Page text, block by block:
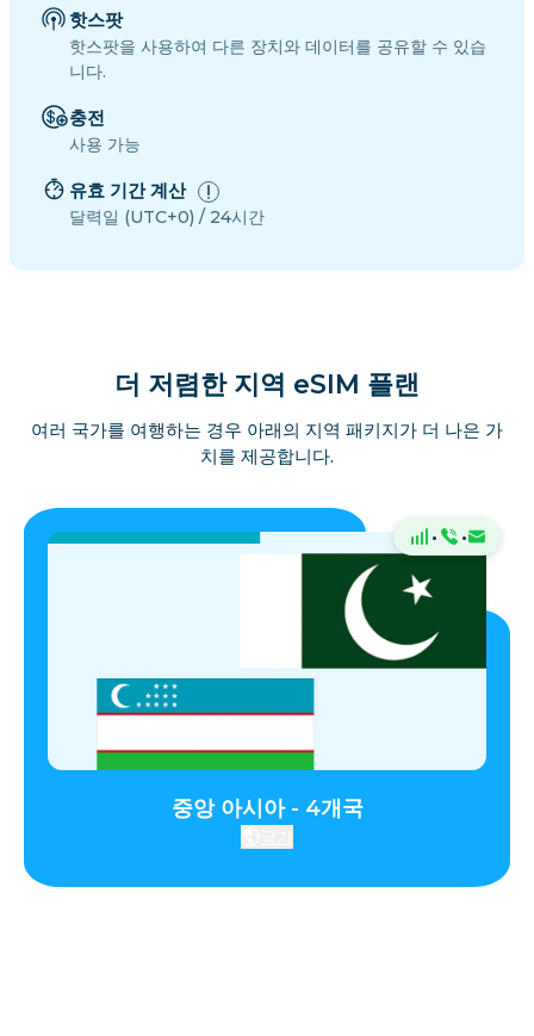
핫스팟
핫스팟을 사용하여 다른 장치와 데이터를 공유할 수 있습
니다.
충전
사용 가능
유효 기간 계산
달력일 (UTC+0) / 24시간
더 저렴한 지역 eSIM 플랜
여러 국가를 여행하는 경우 아래의 지역 패키지가 더 나은 가
치를 제공합니다.
· ·
중앙 아시아 - 4개국